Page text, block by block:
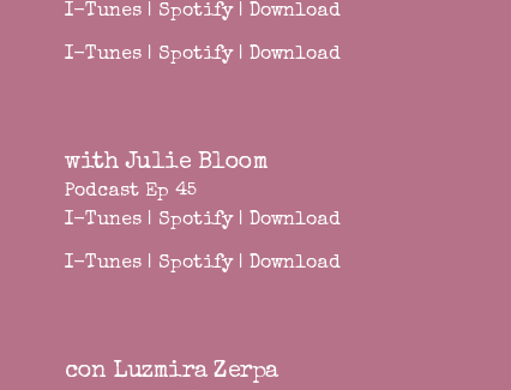
I-Tunes | Spotify| Download
I-Tunes | Spotify| Download
with Julie Bloom
Podcast Ep 45
I-Tunes | Spotify| Download
I-Tunes | Spotify| Download
con Luzmira Zerpa